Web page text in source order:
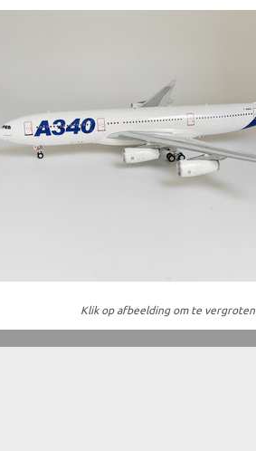
Klik op afbeelding om te vergroten